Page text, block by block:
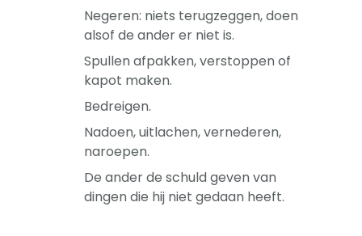
Negeren: niets terugzeggen, doen
alsof de ander er niet is.
Spullen afpakken, verstoppen of
kapot maken.
Bedreigen.
Nadoen, uitlachen, vernederen,
naroepen.
De ander de schuld geven van
dingen die hij niet gedaan heeft.